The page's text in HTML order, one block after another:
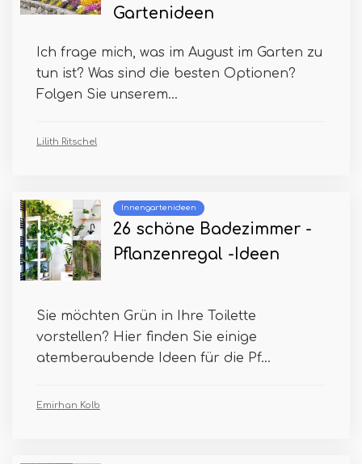
Gartenideen
Ich frage mich, was im August im Garten zu
tun ist? Was sind die besten Optionen?
Folgen Sie unserem...
Lilith Ritschel
Innengartenideen
26 schöne Badezimmer -
Pflanzenregal -Ideen
Sie möchten Grün in Ihre Toilette
vorstellen? Hier finden Sie einige
atemberaubende Ideen für die Pf...
Emirhan Kolb